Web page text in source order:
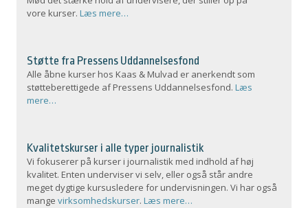
vore kurser.Læs mere…
Støtte fra Pressens Uddannelsesfond
Alle åbne kurser hos Kaas & Mulvad er anerkendt som
støtteberettigede af Pressens Uddannelsesfond.Læs
mere…
Kvalitetskurser i alle typer journalistik
Vi fokuserer på kurser i journalistik med indhold af høj
kvalitet. Enten underviser vi selv, eller også står andre
meget dygtige kursusledere for undervisningen. Vi har også
mangevirksomhedskurser.Læs mere…